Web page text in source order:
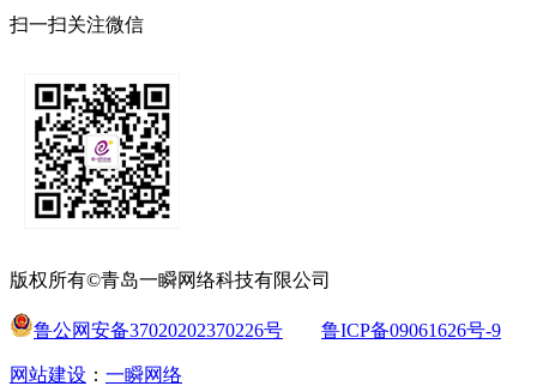
扫一扫关注微信
版权所有©青岛一瞬网络科技有限公司
鲁公网安备37020202370226号 鲁ICP备09061626号-9
网站建设 ： 一瞬网络